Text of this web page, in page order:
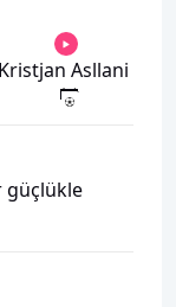
Kristjan Asllani
güçlükle